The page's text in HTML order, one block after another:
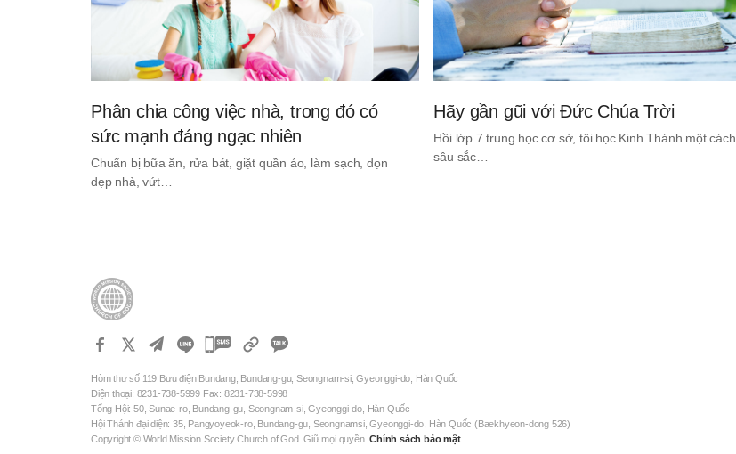
Phân chia công việc nhà, trong đó có
sức mạnh đáng ngạc nhiên
Chuẩn bị bữa ăn, rửa bát, giặt quần áo, làm sạch, dọn
dẹp nhà, vứt…
Hãy gần gũi với Đức Chúa Trời
Hồi lớp 7 trung học cơ sở, tôi học Kinh Thánh một cách
sâu sắc…
카
오
톡
공
Hòm thư số 119 Bưu điện Bundang, Bundang-gu, Seongnam-si, Gyeonggi-do, Hàn Quốc
Điện thoại: 8231-738-5999 Fax: 8231-738-5998
Tổng Hội: 50, Sunae-ro, Bundang-gu, Seongnam-si, Gyeonggi-do, Hàn Quốc
Hội Thánh đại diện: 35, Pangyoyeok-ro, Bundang-gu, Seongnamsi, Gyeonggi-do, Hàn Quốc (Baekhyeon-dong 526)
Copyright © World Mission Society Church of God. Giữ mọi quyền.Chính sách bảo mật